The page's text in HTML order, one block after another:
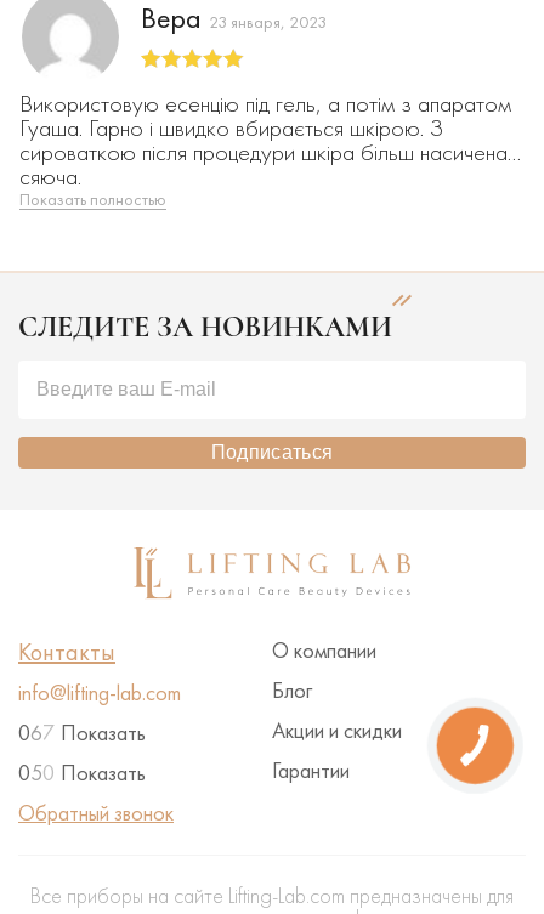
Вера 23 января, 2023
5
Використовую есенцію під гель, а потім з апаратом
Гуаша. Гарно і швидко вбирається шкірою. З
сироваткою після процедури шкіра більш насичена і
сяюча.
Показать полностью
СЛЕДИТЕ ЗА НОВИНКАМИ
Подписаться
О компании
Блог
Акции и скидки
Гарантии
Контакты
info@lifting-lab.com
067 Показать
050 Показать
Обратный звонок
Все приборы на сайте Lifting-Lab.com предназначены для